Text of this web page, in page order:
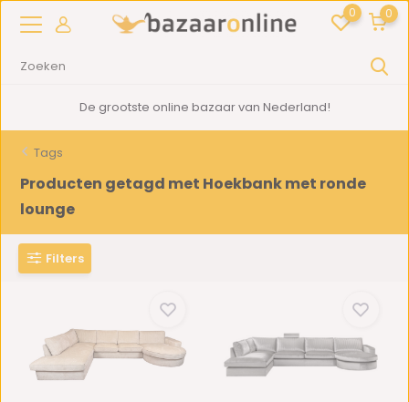
0 0
De grootste online bazaar van Nederland!
Tags
Producten getagd met Hoekbank met ronde
lounge
Filters